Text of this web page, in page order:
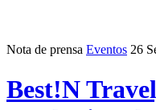
Nota de prensa Eventos 26
Best!N